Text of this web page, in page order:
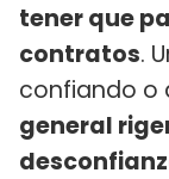
tener que
contratos.
confiando o
general